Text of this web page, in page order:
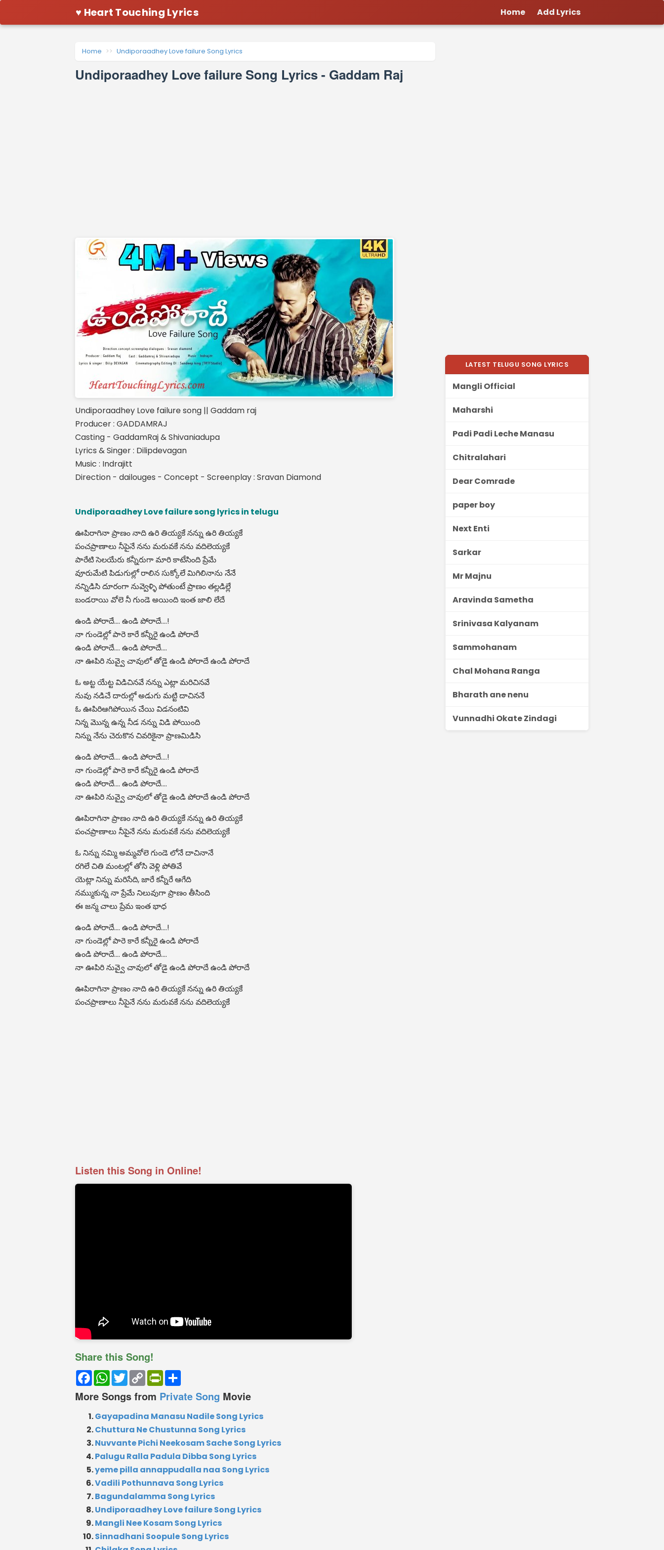
♥ Heart Touching Lyrics Home Add Lyrics
Home Undiporaadhey Love failure Song Lyrics
Undiporaadhey Love failure Song Lyrics - Gaddam Raj
Undiporaadhey Love failure song || Gaddam raj
Producer : GADDAMRAJ
Casting - GaddamRaj & Shivaniadupa
Lyrics & Singer : Dilipdevagan
Music : Indrajitt
Direction - dailouges - Concept - Screenplay : Sravan Diamond
Undiporaadhey Love failure song lyrics in telugu
ఊపిరాగినా ప్రాణం నాది ఉరి తియ్యకే నన్ను ఉరి తియ్యకే
పంచప్రాణాలు నీపైనే నను మరువకే నను వదిలెయ్యకే
పారేటి సెలయేరు కన్నీరుగా మారి కాటేసింది ప్రేమే
వూరుమేటి పిడుగుల్లో రాలిన సుక్కోలే మిగిలినాను నేనే
నన్నిడిసి దూరంగా నువ్వెళ్ళి పోతుంటే ప్రాణం తల్లడిల్లే
బండరాయి వోలె నీ గుండె అయింది ఇంత జాలి లేదే
ఉండి పోరాదే.... ఉండి పోరాదే....!
నా గుండెల్లో పారె కారే కన్నీరై ఉండి పోరాదే
ఉండి పోరాదే.... ఉండి పోరాదే....
నా ఊపిరి నువ్వై చావులో తోడై ఉండి పోరాదే ఉండి పోరాదే
ఓ అట్ట యేట్ట విడిచినవే నన్ను ఎట్లా మరిచినవే
నువు నడిచే దారుల్లో అడుగు మట్టి దాచిననే
ఓ ఊపిరిఆగిపోయిన చేయి విడనంటివి
నిన్న మొన్న ఉన్న నీడ నన్ను విడి పోయింది
నిన్ను నేను చెరుకొన చివరికైనా ప్రాణమిడిసి
ఉండి పోరాదే.... ఉండి పోరాదే....!
నా గుండెల్లో పారె కారే కన్నీరై ఉండి పోరాదే
ఉండి పోరాదే.... ఉండి పోరాదే....
నా ఊపిరి నువ్వై చావులో తోడై ఉండి పోరాదే ఉండి పోరాదే
ఊపిరాగినా ప్రాణం నాది ఉరి తియ్యకే నన్ను ఉరి తియ్యకే
పంచప్రాణాలు నీపైనే నను మరువకే నను వదిలెయ్యకే
ఓ నిన్ను నమ్మి అమ్మవోలె గుండె లోనే దాచినానే
రగిలే చితి మంటల్లో తోసి వెళ్లి పోతివే
యెట్లా నిన్ను మరిసేది, జారే కన్నీరే ఆగేది
నమ్ముకున్న నా ప్రేమే నిలువుగా ప్రాణం తీసింది
ఈ జన్మ చాలు ప్రేమ ఇంత భాధ
ఉండి పోరాదే.... ఉండి పోరాదే....!
నా గుండెల్లో పారె కారే కన్నీరై ఉండి పోరాదే
ఉండి పోరాదే.... ఉండి పోరాదే....
నా ఊపిరి నువ్వై చావులో తోడై ఉండి పోరాదే ఉండి పోరాదే
ఊపిరాగినా ప్రాణం నాది ఉరి తియ్యకే నన్ను ఉరి తియ్యకే
పంచప్రాణాలు నీపైనే నను మరువకే నను వదిలెయ్యకే
Listen this Song in Online!
Share this Song!
FacebookWhatsApp
TwitterCopy
Link
PrintFriendly
More Songs from Private Song Movie
Gayapadina Manasu Nadile Song Lyrics
Chuttura Ne Chustunna Song Lyrics
Nuvvante Pichi Neekosam Sache Song Lyrics
Palugu Ralla Padula Dibba Song Lyrics
yeme pilla annappudalla naa Song Lyrics
Vadili Pothunnava Song Lyrics
Bagundalamma Song Lyrics
Undiporaadhey Love failure Song Lyrics
Mangli Nee Kosam Song Lyrics
Sinnadhani Soopule Song Lyrics
LATEST TELUGU SONG LYRICS
Mangli Official
Maharshi
Padi Padi Leche Manasu
Chitralahari
Dear Comrade
paper boy
Next Enti
Sarkar
Mr Majnu
Aravinda Sametha
Srinivasa Kalyanam
Sammohanam
Chal Mohana Ranga
Bharath ane nenu
Vunnadhi Okate Zindagi